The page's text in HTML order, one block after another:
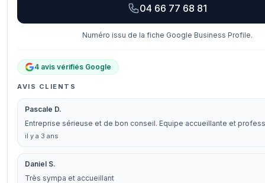
04 66 77 68 81
Numéro issu de la fiche Google Business Profile.
4 avis vérifiés Google
AVIS CLIENTS
Pascale D.
Entreprise sérieuse et de bon conseil. Equipe accueillante et
il y a 3 ans
Daniel S.
Très sympa et accueillant